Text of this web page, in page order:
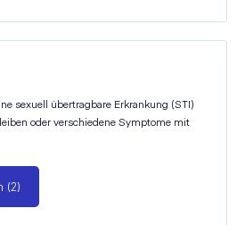
sexuell übertragbare Erkrankung (STI)
oder verschiedene Symptome mit
(2)